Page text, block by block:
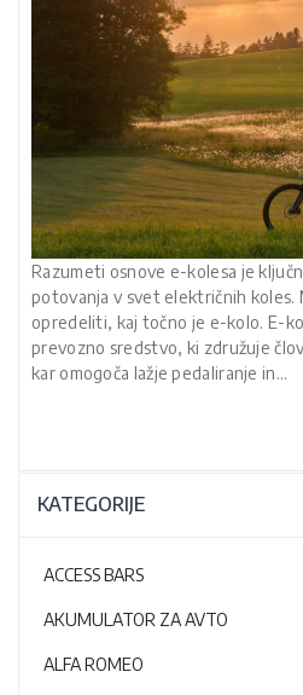
Razumeti osnove e-kolesa je
potovanja v svet električnih koles.
opredeliti, kaj točno je e-kolo. E-
prevozno sredstvo, ki združuje
kar omogoča lažje pedaliranje in…
KATEGORIJE
ACCESS BARS
AKUMULATOR ZA AVTO
ALFA ROMEO